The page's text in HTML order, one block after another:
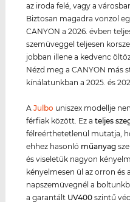
az iroda felé, vagy a
Biztosan magadra vonzol
CANYON a 2026. évben
szemüveggel teljesen
jobban illene a kedvenc
Nézd meg a CANYON más
kínálatunkban a 2025. és
AJulbo uniszex modellje
férfiak között. Ez ateljes
félreérthetetlenül mutatja,
ehhez hasonló műanyag
és viseletük nagyon
kényelmesen ül az orron és
napszemüvegnél a
a garantált UV400 szintű